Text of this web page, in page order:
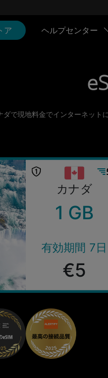
ア ヘルプセンター
で現地料金でインターネット
カナダ
1 GB
有効期間 7日
€5